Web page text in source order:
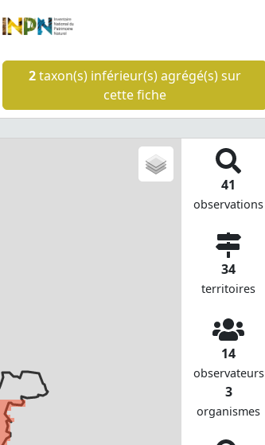
2taxon(s) inférieur(s) agrégé(s) sur
cette fiche
41
observations
34
territoires
14
observateurs
3
organismes